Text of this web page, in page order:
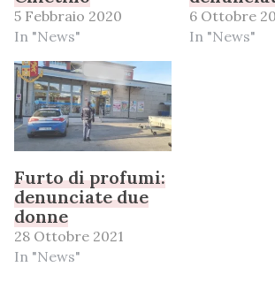
5 Febbraio 2020
In "News"
6 Ottobre
In "News"
Furto di profumi:
denunciate due
donne
28 Ottobre 2021
In "News"